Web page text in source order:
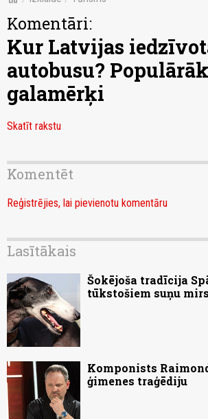
Komentāri:
Kur Latvijas
autobusu?
galamērķi
Skatīt rakstu
Komentēt
Reģistrējies, lai pievienotu komentāru
Lasītākais
Šokējoša tradīcija
tūkstošiem suņu
Komponists
ģimenes traģēdiju